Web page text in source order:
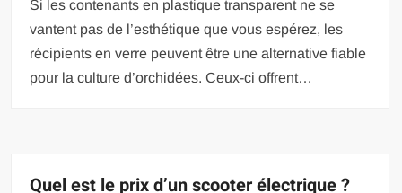
Si les contenants en plastique transparent ne se
vantent pas de l’esthétique que vous espérez, les
récipients en verre peuvent être une alternative fiable
pour la culture d’orchidées. Ceux-ci offrent…
Quel est le prix d’un scooter électrique ?